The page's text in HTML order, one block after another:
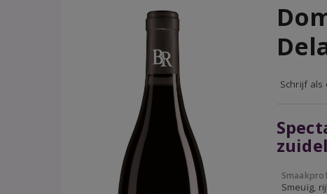
Schrijf
Smeuïg,